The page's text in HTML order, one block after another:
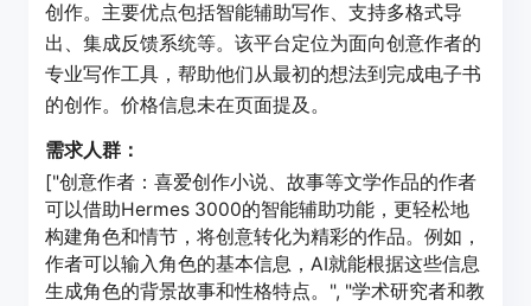
创作。主要优点包括智能辅助写作、支持多格式导
出、集成反馈系统等。该平台定位为面向创意作者的
专业写作工具，帮助他们从最初的想法到完成电子书
的创作。价格信息未在页面提及。
需求人群：
["创意作者：喜爱创作小说、故事等文学作品的作者
可以借助Hermes 3000的智能辅助功能，更轻松地
构建角色和情节，将创意转化为精彩的作品。例如，
作者可以输入角色的基本信息，AI就能根据这些信息
生成角色的背景故事和性格特点。", "学术研究者和教